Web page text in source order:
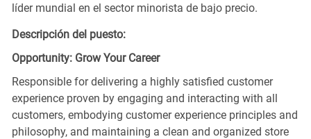
líder mundial en el sector minorista de bajo precio.
Descripción del puesto:
Opportunity: Grow Your Career
Responsible for delivering a highly satisfied customer
experience proven by engaging and interacting with all
customers, embodying customer experience principles and
philosophy, and maintaining a clean and organized store